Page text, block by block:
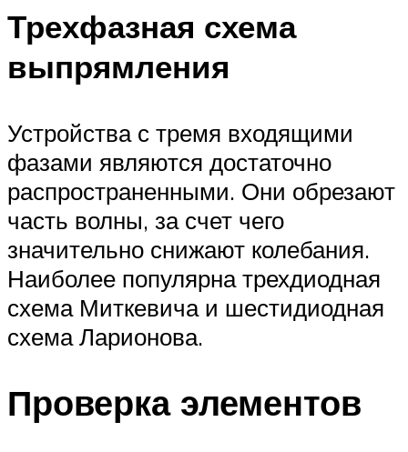
Трехфазная схема
выпрямления
Устройства с тремя входящими
фазами являются достаточно
распространенными. Они обрезают
часть волны, за счет чего
значительно снижают колебания.
Наиболее популярна трехдиодная
схема Миткевича и шестидиодная
схема Ларионова.
Проверка элементов